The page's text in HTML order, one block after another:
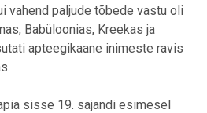
vahend paljude tõbede vastu oli
Babüloonias, Kreekas ja
apteegikaane inimeste ravis
sisse 19. sajandi esimesel